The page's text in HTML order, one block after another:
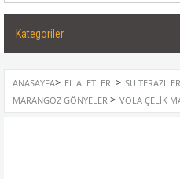
Kategoriler
ANASAYFA> EL ALETLERI > SU
MARANGOZ GÖNYELER > VOLA ÇELIK